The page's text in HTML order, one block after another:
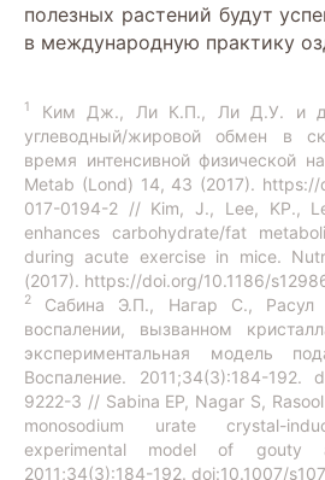
полезных растений будут
в международную практику
1
Ким Дж., Ли К.П., Ли Д.У. и
углеводный/жировой обмен в
время интенсивной физической
Metab (Lond) 14, 43 (2017). https://
017-0194-2 // Kim, J., Lee, KP.,
enhances carbohydrate/fat
during acute exercise in mice.
(2017). https://doi.org/10.1186/
2
Сабина Э.П., Нагар С.,
воспалении, вызванном
экспериментальная модель
Воспаление. 2011;34(3):184-192.
9222-3 // Sabina EP, Nagar S,
monosodium urate crystal-
experimental model of gouty
2011;34(3):184-192. doi:10.1007/